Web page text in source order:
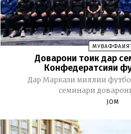
Доварони тоҷик дар
Конфедератсияи
Дар Маркази миллии
семинари
JOM